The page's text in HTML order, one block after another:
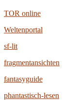
TOR online
Weltenportal
sf-lit
fragmentansichten
fantasyguide
phantastisch-lesen